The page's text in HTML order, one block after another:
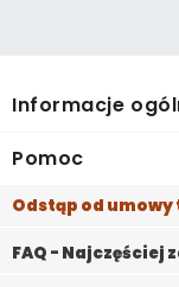
Informacje
Pomoc
Odstąp od
FAQ - Najczęściej